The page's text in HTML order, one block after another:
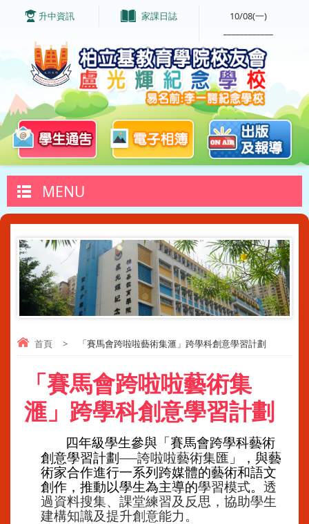
升中資訊 家課日誌
10/08(一)
MENU
首頁 > 「賽馬會跨啦啦藝術集滙」跨學科創意學習計劃
「賽馬會跨啦啦藝術集
滙」跨學科創意學習計劃
四年級學生參與「賽馬會跨學科藝術
創意學習計劃──誇啦啦藝術集匯 」，與藝
術家合作進行一系列跨媒體的藝術和語文
創作，推動以學生為主導的學習模式。透
過資料搜集、課堂練習及反思，協助學生
建構知識及提升創意能力。